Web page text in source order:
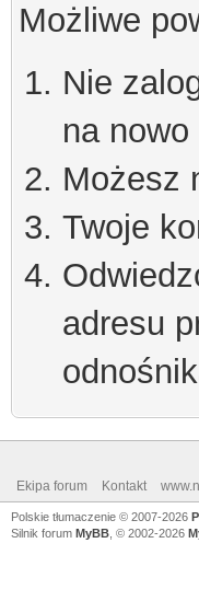
Możliwe
Nie
na
Możesz
Twoje
adresu
Ekipa forum Kontakt
Polskie tłumaczenie © 2007-2026
Silnik forum MyBB , © 2002-2026